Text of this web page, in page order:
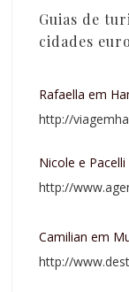
Guias de
cidades
Rafaella em
http://
Nicole e
http://
Camilian em
http://